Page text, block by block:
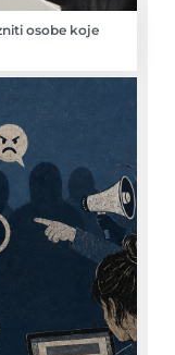
osobe koje